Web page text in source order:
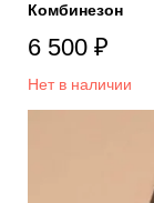
Комбинезон
6 500 ₽
Нет в наличии